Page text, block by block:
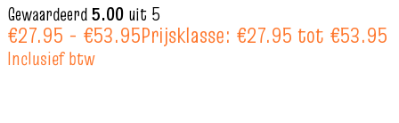
Gewaardeerd5.00 uit 5
€27.95 - €53.95Prijsklasse: €27.95 tot €53.95
Inclusief btw